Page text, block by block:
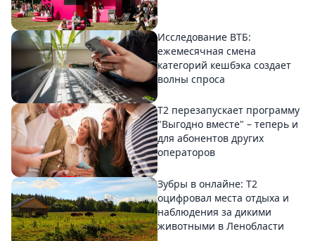
Исследование ВТБ:
ежемесячная смена
категорий кешбэка создает
волны спроса
Т2 перезапускает программу
"Выгодно вместе" – теперь и
для абонентов других
операторов
Зубры в онлайне: Т2
оцифровал места отдыха и
наблюдения за дикими
животными в Ленобласти